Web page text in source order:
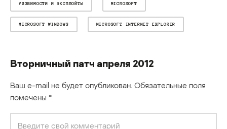
УЯЗВИМОСТИ И ЭКСПЛОЙТЫ MICROSOFT
MICROSOFT WINDOWS MICROSOFT INTERNET EXPLORER
Вторничный патч апреля 2012
Ваш e-mail не будет опубликован. Обязательные поля
помечены *